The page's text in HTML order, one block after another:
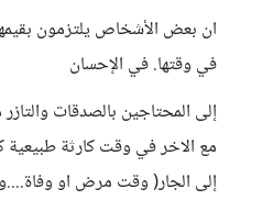
ان بعض الأشخاص يلتزمون
في وقتها. في الإحسان
إلى المحتاجين بالصدقات
مع الاخر في وقت كارثة طبيعية
إلى الجار( وقت مرض او